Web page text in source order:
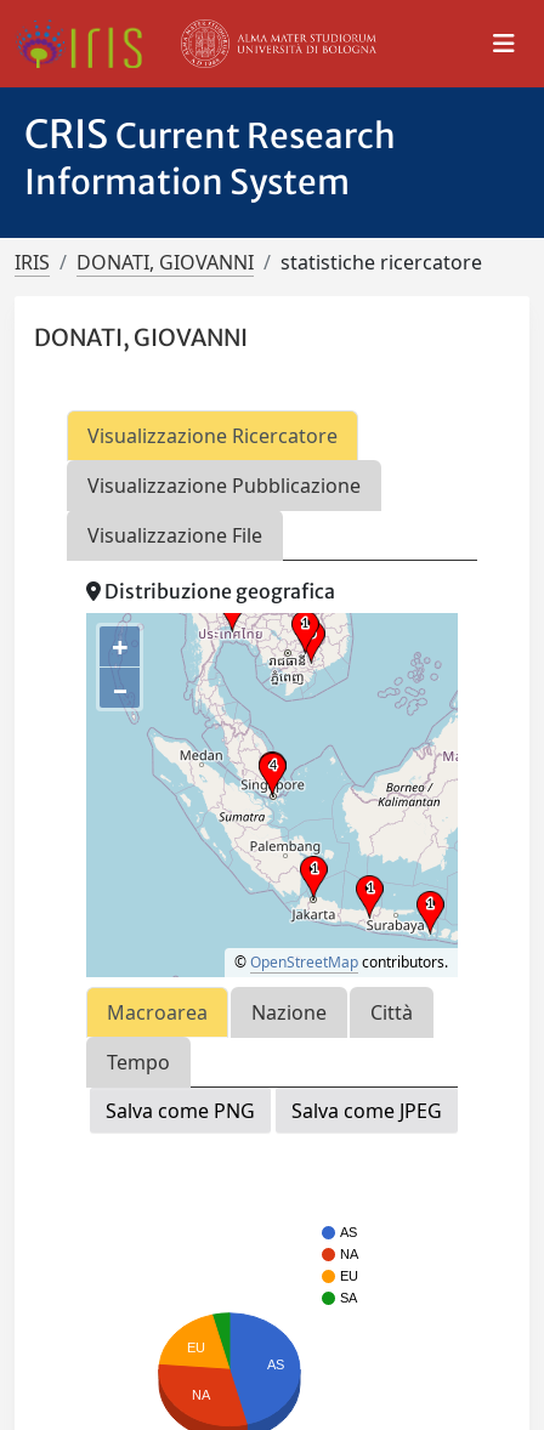
CRIS Current Research
Information System
IRIS DONATI, GIOVANNI statistiche ricercatore
DONATI, GIOVANNI
Visualizzazione Ricercatore
Visualizzazione Pubblicazione
Visualizzazione File
Distribuzione geografica
+
–
©OpenStreetMapcontributors.
Macroarea Nazione
Città
Tempo
Salva come PNG
Salva come JPEG
AS
NA
EU
SA
AS
EU
NA